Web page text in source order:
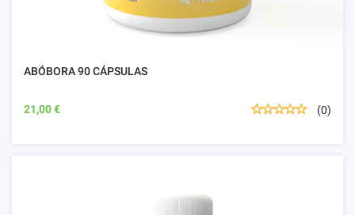
ABÓBORA 90 CÁPSULAS
21,00 € (0)